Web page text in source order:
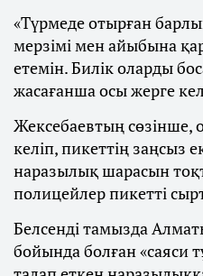
«Түрмеде отырған
мерзімі мен айыбына
етемін. Билік оларды
жасағанша осы жерге
Жексебаевтың сөзінше,
келіп, пикеттің заңсыз
наразылық шарасын
полицейлер пикетті
Белсенді тамызда
бойында болған «саяси